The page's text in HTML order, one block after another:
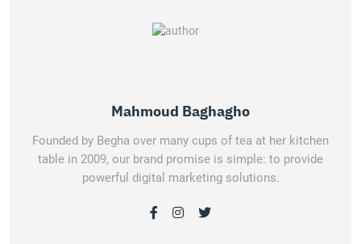
Mahmoud Baghagho
Founded by Begha over many cups of tea at her kitchen
table in 2009, our brand promise is simple: to provide
powerful digital marketing solutions.